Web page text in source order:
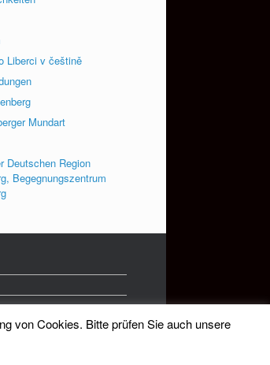
Liberci v češtině
Mundart
Deutschen Region
Begegnungszentrum
von Cookies. Bitte prüfen Sie auch unsere